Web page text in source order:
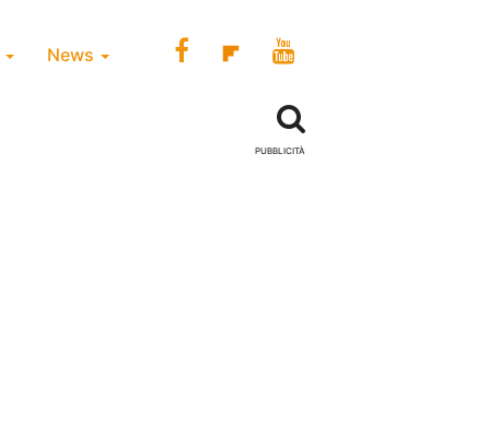
News
PUBBLICITÀ